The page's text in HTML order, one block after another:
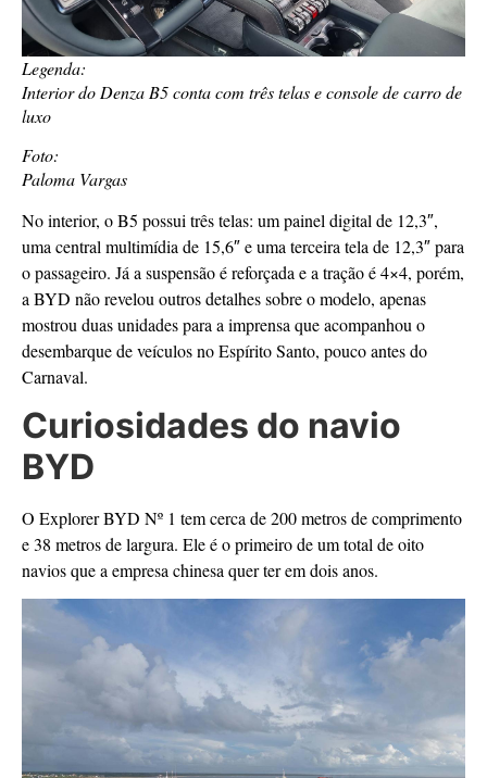
Legenda:
Interior do Denza B5 conta com três telas e console de carro de
luxo
Foto:
Paloma Vargas
No interior, o B5 possui três telas: um painel digital de 12,3″,
uma central multimídia de 15,6″ e uma terceira tela de 12,3″ para
o passageiro. Já a suspensão é reforçada e a tração é 4×4, porém,
a BYD não revelou outros detalhes sobre o modelo, apenas
mostrou duas unidades para a imprensa que acompanhou o
desembarque de veículos no Espírito Santo, pouco antes do
Carnaval.
Curiosidades do navio
BYD
O Explorer BYD Nº 1 tem cerca de 200 metros de comprimento
e 38 metros de largura. Ele é o primeiro de um total de oito
navios que a empresa chinesa quer ter em dois anos.